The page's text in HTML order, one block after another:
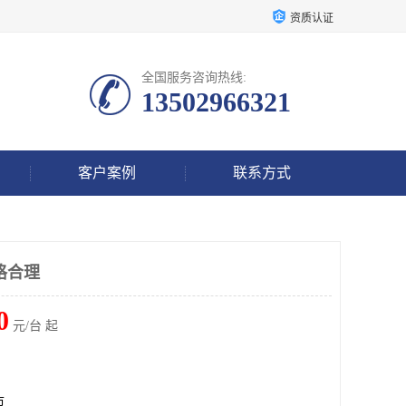
资质认证
全国服务咨询热线:
13502966321
客户案例 联系方式
合理
元/台 起